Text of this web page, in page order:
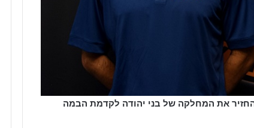
את המחלקה של בני יהודה לקדמת הבמה